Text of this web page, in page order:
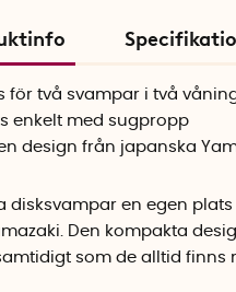
för två svampar i två
enkelt med sugpropp
design från japanska
disksvampar en egen
Den kompakta
som de alltid finns